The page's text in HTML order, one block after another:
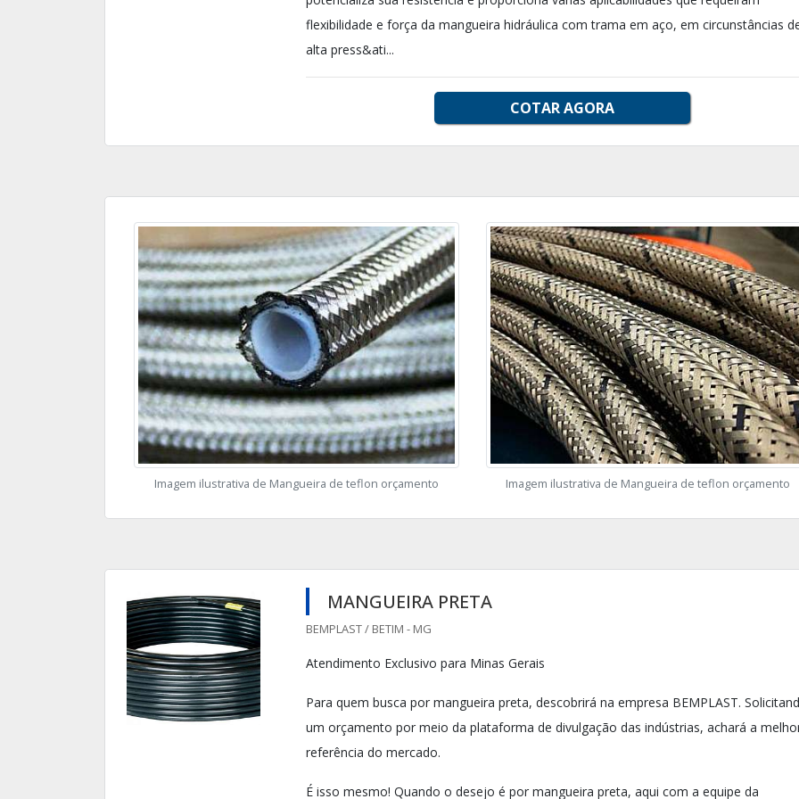
flexibilidade e força da mangueira hidráulica com trama em aço, em circunstâncias
alta press&ati...
COTAR AGORA
Imagem ilustrativa de Mangueira de teflon orçamento Imagem ilustrativa de Mangueira de teflon orçamento
MANGUEIRA PRETA
BEMPLAST / BETIM - MG
Atendimento Exclusivo para Minas Gerais
Para quem busca por mangueira preta, descobrirá na empresa BEMPLAST.
um orçamento por meio da plataforma de divulgação das indústrias, achará a
referência do mercado.
É isso mesmo! Quando o desejo é por mangueira preta, aqui com a equipe da